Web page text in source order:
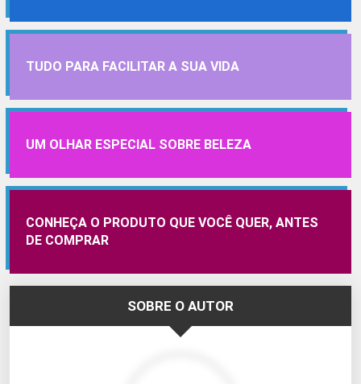
TUDO PARA FACILITAR A SUA VIDA
UM OLHAR ESPECIAL SOBRE BELEZA
CONHEÇA O PRODUTO QUE VOCÊ QUER, ANTES
DE COMPRAR
SOBRE O AUTOR